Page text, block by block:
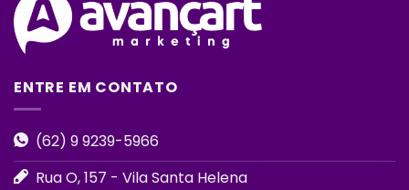
ENTRE EM CONTATO
(62) 9 9239-5966
Rua O, 157 - Vila Santa Helena